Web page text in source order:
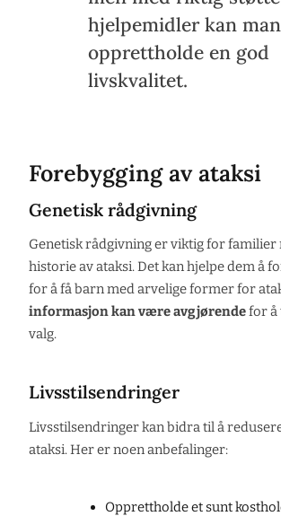
hjelpemidler kan man
opprettholde en god
livskvalitet.
Forebygging av ataksi
Genetisk rådgivning
Genetisk rådgivning er viktig for familier
historie av ataksi. Det kan hjelpe dem å
for å få barn med arvelige former for
informasjon kan være avgjørendefor å
valg.
Livsstilsendringer
Livsstilsendringer kan bidra til å
ataksi. Her er noen anbefalinger:
Opprettholde et sunt